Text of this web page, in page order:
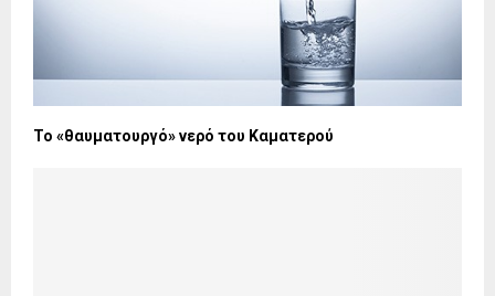
Το «θαυματουργό» νερό του Καματερού